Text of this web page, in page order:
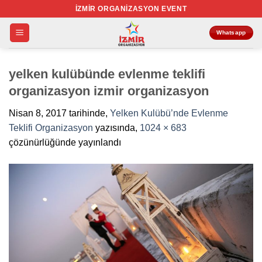
atla
İZMIR ORGANIZASYON EVENT
Whatsapp
yelken kulübünde evlenme teklifi
organizasyon izmir organizasyon
Nisan 8, 2017 tarihinde, Yelken Kulübü’nde Evlenme
Teklifi Organizasyon yazısında, 1024 × 683
çözünürlüğünde yayınlandı